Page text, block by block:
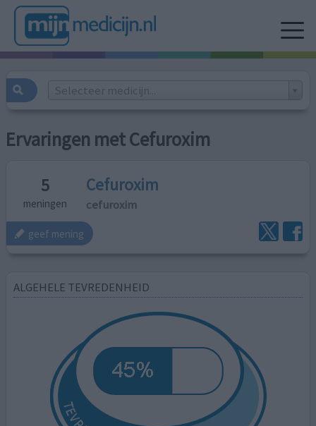
Selecteer medicijn...
Ervaringen met Cefuroxim
5
meningen
Cefuroxim
cefuroxim
geef mening
ALGEHELE TEVREDENHEID